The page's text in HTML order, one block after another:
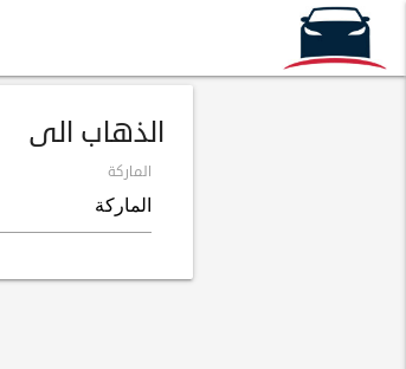
الذهاب الى
الماركة